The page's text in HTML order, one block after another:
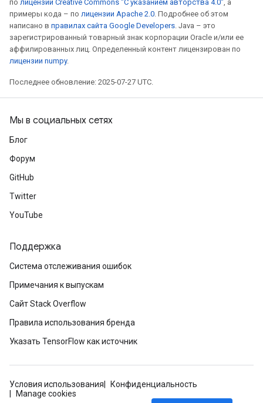
по лицензии Creative Commons "С указанием авторства 4.0", а
примеры кода – по лицензии Apache 2.0. Подробнее об этом
написано в правилах сайта Google Developers. Java – это
зарегистрированный товарный знак корпорации Oracle и/или ее
аффилированных лиц. Определенный контент лицензирован по
лицензии numpy.
Последнее обновление: 2025-07-27 UTC.
Мы в социальных сетях
Блог
Форум
GitHub
Twitter
YouTube
Поддержка
Система отслеживания ошибок
Примечания к выпускам
Сайт Stack Overflow
Правила использования бренда
Указать TensorFlow как источник
Условия использования
Конфиденциальность
Manage cookies